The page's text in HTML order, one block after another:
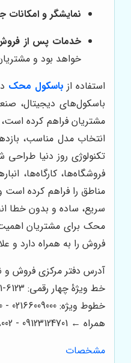
نمایشگر و امکانات
خدمات پس از
خواهد بود و
استفاده از باسکول محک
باسکول‌های دیجیتال،
مشتریان فراهم کرده
انتخاب مدل مناسب،
تکنولوژی روز دنیا
فروشگاه‌ها، کارگاه‌ها،
مناطق را فراهم کرده
سریع، ساده و بدون خطا
محک برای مشتریان
فروش را به همراه دارد و
آدرس دفتر مرکزی فروش و نمایشگاه ←
خط ویژۀ چهار رقمی: 6123-021
خطوط ویژه: 02166009000 - 02166008000 - 02166006600 - 02166003300 - 02166003000
همراه ← 09123124701 - 09122108002 - 09122200108
مشخصات